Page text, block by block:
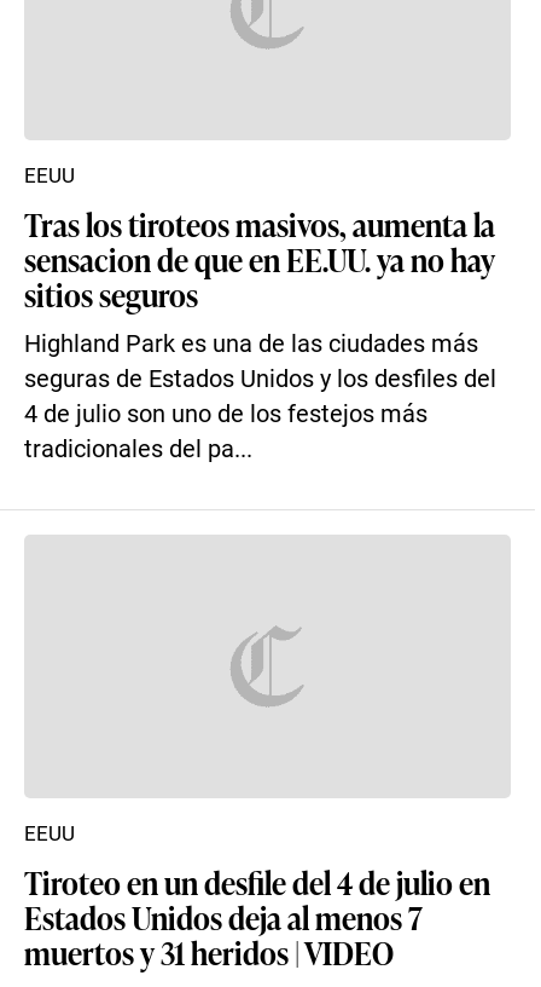
Tras los tiroteos masivos, aumenta la
sensacion de que en EE.UU. ya no hay
sitios seguros
Highland Park es una de las ciudades más
seguras de Estados Unidos y los desfiles del
4 de julio son uno de los festejos más
tradicionales del pa...
EEUU
Tiroteo en un desfile del 4 de julio en
Estados Unidos deja al menos 7
muertos y 31 heridos | VIDEO
EEUU